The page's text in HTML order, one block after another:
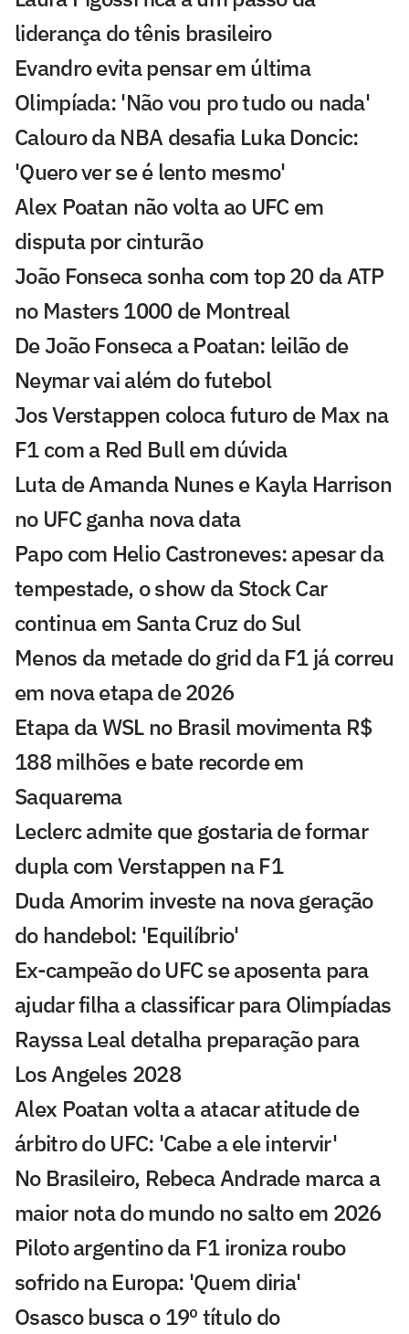
liderança do tênis brasileiro
Evandro evita pensar em última
Olimpíada: 'Não vou pro tudo ou nada'
Calouro da NBA desafia Luka Doncic:
'Quero ver se é lento mesmo'
Alex Poatan não volta ao UFC em
disputa por cinturão
João Fonseca sonha com top 20 da ATP
no Masters 1000 de Montreal
De João Fonseca a Poatan: leilão de
Neymar vai além do futebol
Jos Verstappen coloca futuro de Max na
F1 com a Red Bull em dúvida
Luta de Amanda Nunes e Kayla Harrison
no UFC ganha nova data
Papo com Helio Castroneves: apesar da
tempestade, o show da Stock Car
continua em Santa Cruz do Sul
Menos da metade do grid da F1 já correu
em nova etapa de 2026
Etapa da WSL no Brasil movimenta R$
188 milhões e bate recorde em
Saquarema
Leclerc admite que gostaria de formar
dupla com Verstappen na F1
Duda Amorim investe na nova geração
do handebol: 'Equilíbrio'
Ex-campeão do UFC se aposenta para
ajudar filha a classificar para Olimpíadas
Rayssa Leal detalha preparação para
Los Angeles 2028
Alex Poatan volta a atacar atitude de
árbitro do UFC: 'Cabe a ele intervir'
No Brasileiro, Rebeca Andrade marca a
maior nota do mundo no salto em 2026
Piloto argentino da F1 ironiza roubo
sofrido na Europa: 'Quem diria'
Osasco busca o 19º título do